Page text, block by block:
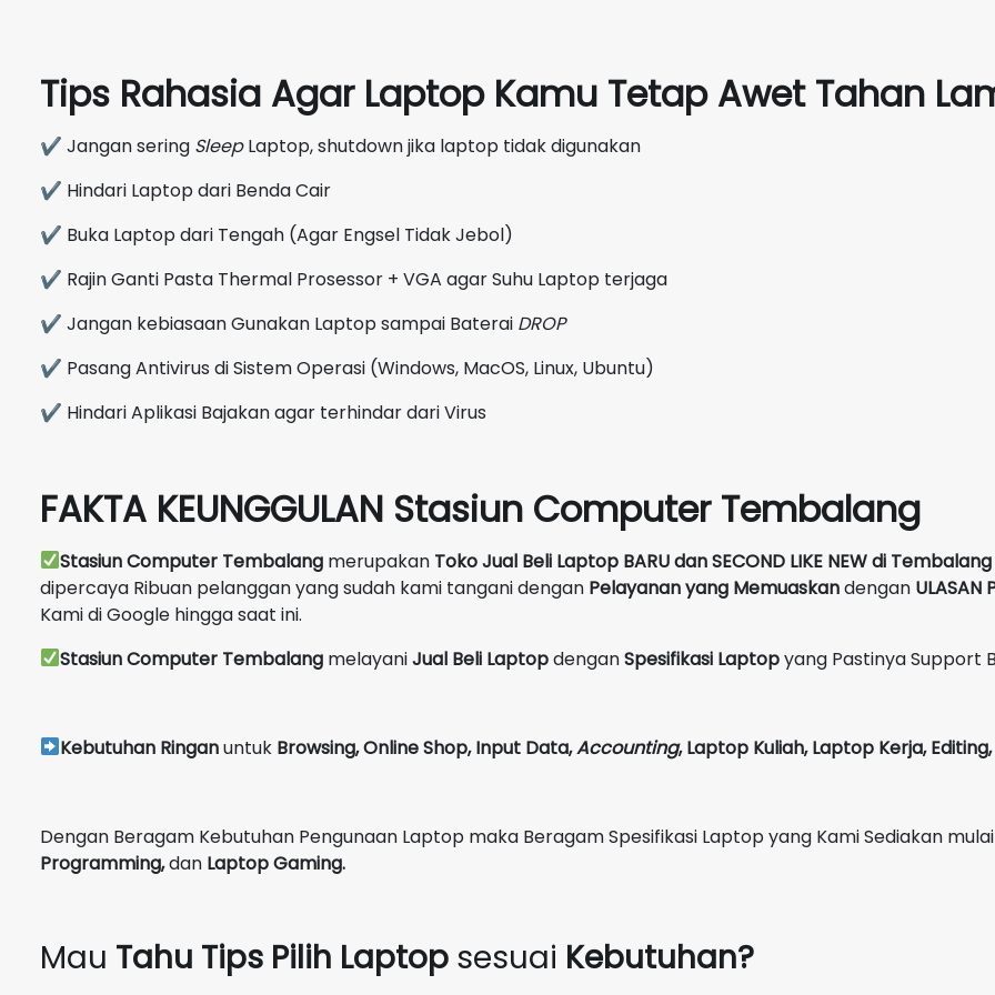
Tips Rahasia Agar Laptop Kamu Tetap Awet Tahan
✔ Jangan sering SleepLaptop, shutdown jika laptop tidak digunakan
✔ Hindari Laptop dari Benda Cair
✔ Buka Laptop dari Tengah (Agar Engsel Tidak Jebol)
✔ Rajin Ganti Pasta Thermal Prosessor + VGA agar Suhu Laptop terjaga
✔ Jangan kebiasaan Gunakan Laptop sampai Baterai DROP
✔ Pasang Antivirus di Sistem Operasi (Windows, MacOS, Linux, Ubuntu)
✔ Hindari Aplikasi Bajakan agar terhindar dari Virus
FAKTA KEUNGGULAN Stasiun Computer Tembalang
Stasiun Computer Tembalang merupakan Toko Jual Beli Laptop BARU dan SECOND LIKE NEWdi Tembalang
dipercaya Ribuan pelanggan yang sudah kami tangani dengan Pelayanan yang Memuaskandengan ULASAN
Kami di Google hingga saat ini.
Stasiun Computer Tembalang melayaniJual Beli LaptopdenganSpesifikasi Laptopyang Pastinya Support
Kebutuhan Ringanuntuk Browsing, Online Shop, Input Data,Accounting, Laptop Kuliah, Laptop Kerja,
Dengan Beragam Kebutuhan Pengunaan Laptop maka Beragam Spesifikasi Laptop yang Kami Sediakan
Programming,dan Laptop Gaming.
Mau Tahu Tips Pilih Laptop sesuai Kebutuhan?